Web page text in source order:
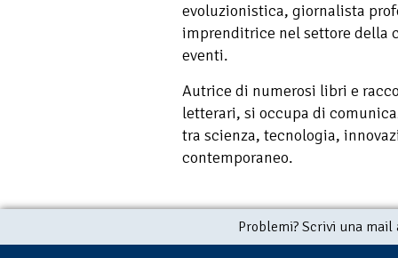
evoluzionistica, giornalista
imprenditrice nel settore della
eventi.
Autrice di numerosi libri e
letterari, si occupa di
tra scienza, tecnologia,
contemporaneo.
Problemi? Scrivi una